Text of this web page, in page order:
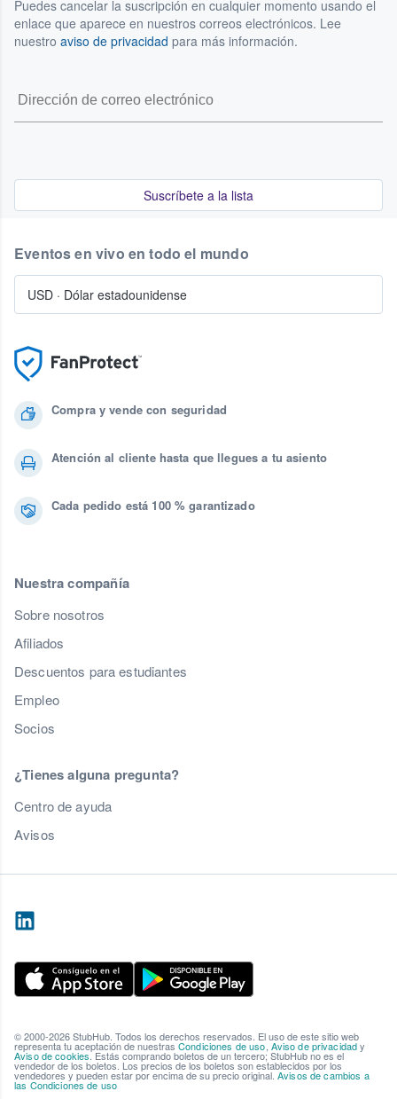
Puedes cancelar la suscripción en cualquier momento usando el
enlace que aparece en nuestros correos electrónicos. Lee
nuestro aviso de privacidad para más información.
Suscríbete a la lista
Compra y vende con seguridad
Atención al cliente hasta que llegues a tu asiento
Cada pedido está 100 % garantizado
Nuestra compañía
Sobre nosotros
Afiliados
Descuentos para estudiantes
Empleo
Socios
¿Tienes alguna pregunta?
Centro de ayuda
Avisos
Eventos en vivo en todo el mundo
USD · Dólar estadounidense
© 2000-2026 StubHub. Todos los derechos reservados. El uso de este sitio web
representa tu aceptación de nuestras Condiciones de uso Aviso de privacidady
Aviso de cookies. Estás comprando boletos de un tercero; StubHub no es el
vendedor de los boletos. Los precios de los boletos son establecidos por los
vendedores y pueden estar por encima de su precio original. Avisos de cambios a
las Condiciones de uso